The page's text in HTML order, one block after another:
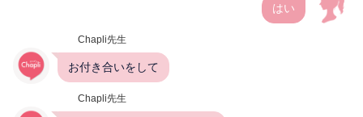
はい
Chapli先生
お付き合いをして
Chapli先生